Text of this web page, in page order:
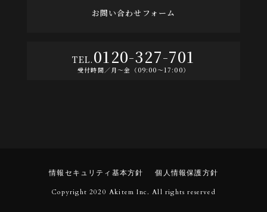
お問い合わせフォーム
0120-327-701
受付時間／月〜金（09:00〜17:00）
情報セキュリティ基本方針 個人情報保護方針
Copyright 2020 Akitem Inc. All rights reserved